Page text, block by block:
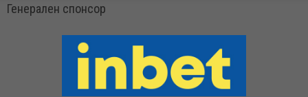
Генерален спонсор